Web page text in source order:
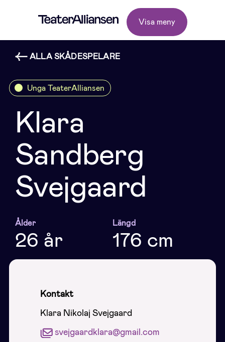
Visa meny
ALLA SKÅDESPELARE
Unga TeaterAlliansen
Klara
Sandberg
Svejgaard
Ålder
26 år
Längd
176 cm
Kontakt
Klara Nikolaj Svejgaard
svejgaardklara@gmail.com